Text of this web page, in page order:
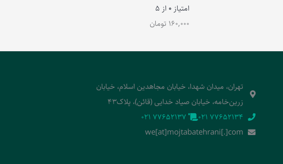
امتیاز 0 از 5
160,000 تومان
تهران، میدان شهدا، خیابان مجاهدین اسلام، خیابان
زرین‌خامه، خیابان صیاد خدایی (قائن)، پلاک43
‭021 77652134‬
‭021 77652137‬
we[at]mojtabatehrani[.]com